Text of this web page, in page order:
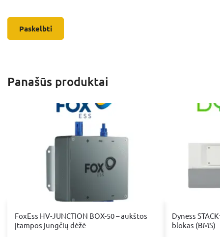
Panašūs produktai
FoxEss HV-JUNCTION BOX-50 – aukštos
įtampos jungčių dėžė
Dyness
blokas (BMS)